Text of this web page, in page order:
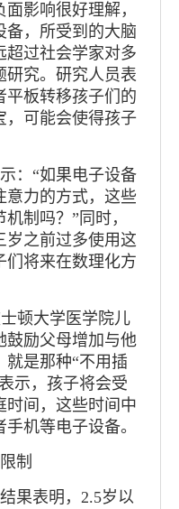
影响很好理解，
备，所受到的大脑
超过社会学家对多
研究。研究人员表
平板转移孩子们的
，可能会使得孩子
“如果电子设备
意力的方式，这些
制吗？”同时，
岁之前过多使用这
们将来在数理化方
顿大学医学院儿
鼓励父母增加与他
是那种“不用插
示，孩子将会受
时间，这些时间中
机等电子设备。
制
表明，2.5岁以